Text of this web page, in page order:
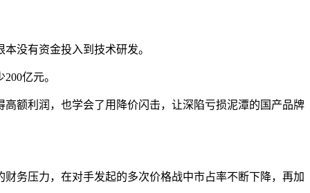
没有资金投入到技术研发。
亿元。
额利润，也学会了用降价闪击，让深陷亏损泥潭的国产品牌
务压力，在对手发起的多次价格战中市占率不断下降，再加